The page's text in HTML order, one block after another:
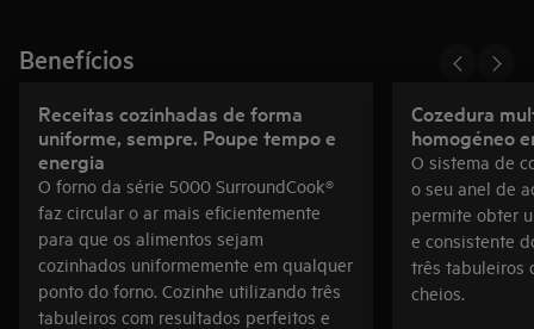
Benefícios
Receitas cozinhadas de forma
uniforme, sempre. Poupe tempo e
energia
O forno da série 5000 SurroundCook®
faz circular o ar mais eficientemente
para que os alimentos sejam
cozinhados uniformemente em qualquer
ponto do forno. Cozinhe utilizando três
tabuleiros com resultados perfeitos e
Cozedura
homogéneo
O sistema de
o seu anel de
permite obter
e consistente
três tabuleiros
cheios.